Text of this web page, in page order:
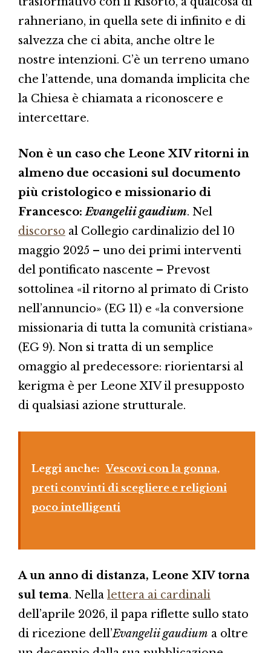
rahneriano, in quella sete di infinito e di
salvezza che ci abita, anche oltre le
nostre intenzioni. C’è un terreno umano
che l’attende, una domanda implicita che
la Chiesa è chiamata a riconoscere e
intercettare.
Non è un caso che Leone XIV ritorni in
almeno due occasioni sul documento
più cristologico e missionario di
Francesco:Evangelii gaudium. Nel
discorso al Collegio cardinalizio del 10
maggio 2025 – uno dei primi interventi
del pontificato nascente – Prevost
sottolinea «il ritorno al primato di Cristo
nell’annuncio» (EG 11) e «la conversione
missionaria di tutta la comunità cristiana»
(EG 9). Non si tratta di un semplice
omaggio al predecessore: riorientarsi al
kerigma è per Leone XIV il presupposto
di qualsiasi azione strutturale.
Leggi anche: Vescovi con la gonna,
preti convinti di scegliere e religioni
poco intelligenti
A un anno di distanza, Leone XIV torna
sul tema. Nella lettera ai cardinali
dell’aprile 2026, il papa riflette sullo stato
di ricezione dell’Evangelii gaudium a oltre